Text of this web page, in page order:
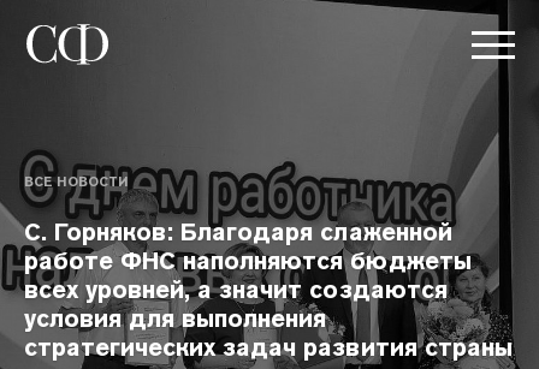
ВСЕ НОВОСТИ
С. Горняков: Благодаря слаженной
работе ФНС наполняются бюджеты
всех уровней, а значит создаются
условия для выполнения
стратегических задач развития страны